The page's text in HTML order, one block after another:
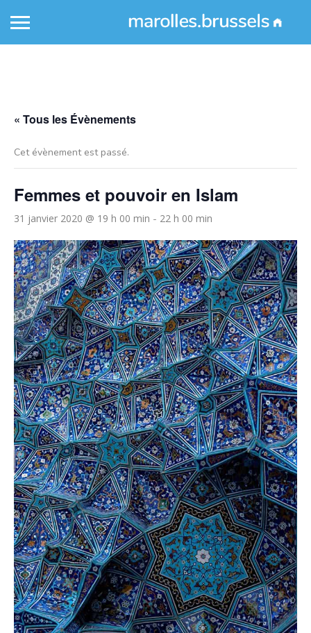
« Tous les Évènements
Cet évènement est passé.
Femmes et pouvoir en Islam
31 janvier 2020 @ 19 h 00 min - 22 h 00 min